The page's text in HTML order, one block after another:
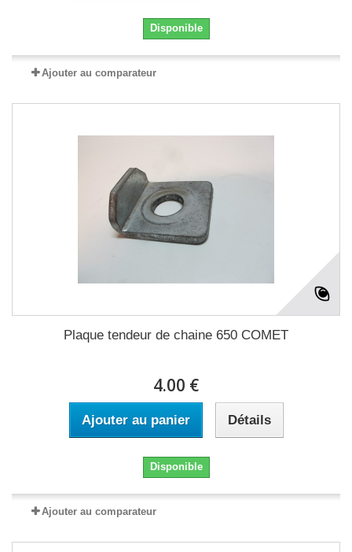
Disponible
Ajouter au comparateur
Plaque tendeur de chaine 650 COMET
4.00 €
Ajouter au panier Détails
Disponible
Ajouter au comparateur